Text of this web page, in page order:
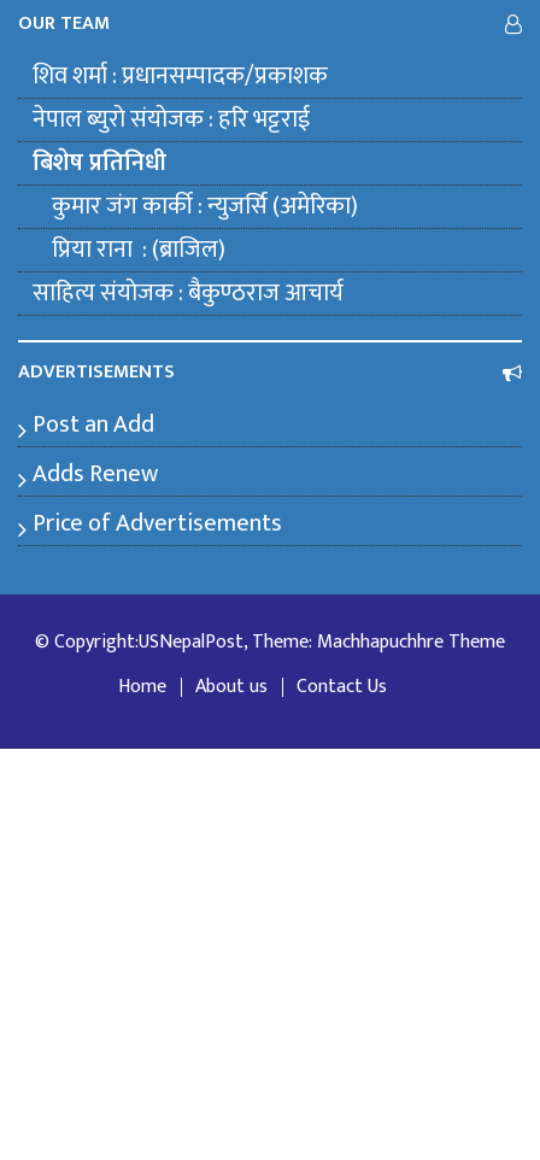
OUR TEAM
शिव शर्मा : प्रधानसम्पादक/प्रकाशक
नेपाल ब्युराे संयाेजक : हरि भट्टराई
बिशेष प्रतिनिधी
कुमार जंग कार्की : न्युजर्सि (अमेरिका)
प्रिया राना : (ब्राजिल)
साहित्य संयाेजक : बैकुण्ठराज आचार्य
ADVERTISEMENTS
Post an Add
Adds Renew
Price of Advertisements
© Copyright:USNepalPost, Theme: Machhapuchhre Theme
Home
About us Contact Us